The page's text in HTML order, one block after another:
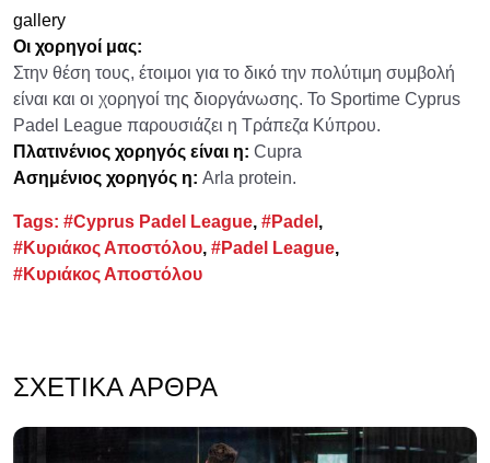
gallery
Οι χορηγοί μας:
Στην θέση τους, έτοιμοι για το δικό την πολύτιμη συμβολή
είναι και οι χορηγοί της διοργάνωσης. Το Sportime Cyprus
Padel League παρουσιάζει η Τράπεζα Κύπρου.
Πλατινένιος χορηγός είναι η: Cupra
Ασημένιος χορηγός η: Arla protein.
Tags: #Cyprus Padel League, #Padel ,
#Κυριάκος Αποστόλου, #Padel League,
#Κυριάκος Αποστόλου
ΣΧΕΤΙΚΆ ΆΡΘΡΑ